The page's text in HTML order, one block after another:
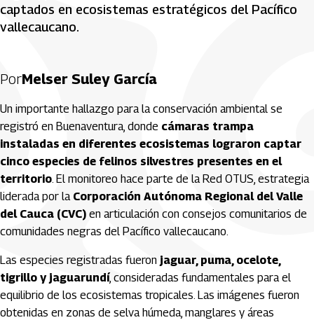
captados en ecosistemas estratégicos del Pacífico
vallecaucano.
PorMelser Suley García
Un importante hallazgo para la conservación ambiental se
registró en Buenaventura, donde cámaras trampa
instaladas en diferentes ecosistemas lograron captar
cinco especies de felinos silvestres presentes en el
territorio. El monitoreo hace parte de la Red OTUS, estrategia
liderada por la Corporación Autónoma Regional del Valle
del Cauca (CVC) en articulación con consejos comunitarios de
comunidades negras del Pacífico vallecaucano.
Las especies registradas fueron jaguar, puma, ocelote,
tigrillo y jaguarundí, consideradas fundamentales para el
equilibrio de los ecosistemas tropicales. Las imágenes fueron
obtenidas en zonas de selva húmeda, manglares y áreas